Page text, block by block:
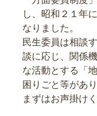
し、昭和２１年
なりました。
民生委員は相談
談に応じ、関係
な活動とする「
困りごと等があ
まずはお声掛け